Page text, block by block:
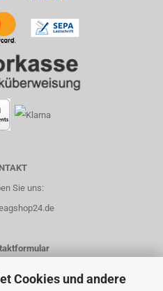
Cookies und andere
Sie uns: